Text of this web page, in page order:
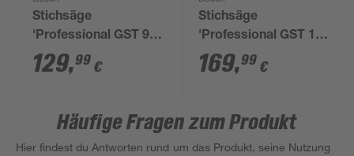
Stichsäge
'Professional GST 90
BE' blau 650 W, inkl.
Transportkoffer
129,99 €
Stichsäge
'Professional GST 150
CE' blau 780 W, inkl.
Transportkoffer
169,99 €
Häufige Fragen zum Produkt
Hier findest du Antworten rund um das Produkt, seine Nutzung